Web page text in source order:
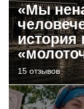
«Мы
история
15 отзывов